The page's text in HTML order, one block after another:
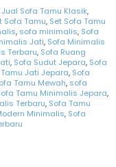
Jual Sofa Tamu Klasik,
Sofa Tamu, Set Sofa Tamu
, sofa minimalis, Sofa
Jati, Sofa Minimalis
Terbaru, Sofa Ruang
, Sofa Sudut Jepara, Sofa
Jati Jepara, Sofa
Tamu Mewah, sofa
Tamu Minimalis Jepara,
Terbaru, Sofa Tamu
Minimalis, Sofa